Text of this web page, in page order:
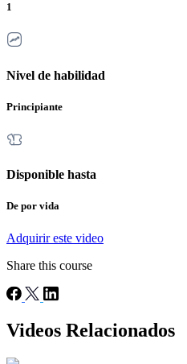
1
Nivel de habilidad
Principiante
Disponible hasta
De por vida
Adquirir este video
Share this course
Videos Relacionados